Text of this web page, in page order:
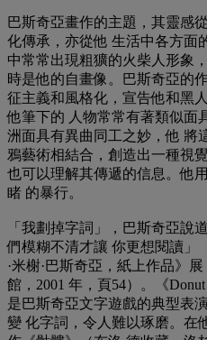
巴斯奇亞畫作的主題，其靈感
化傳承，亦從他 生活中各方面
中常常出現粗獷的火柴人形象
時是他的自畫像。巴斯奇亞的
征主義和風格化，宣告他和黑
他筆下的 人物常常有著類似面
洲面具有異曲同工之妙，他 將
鴉藝術相結合，創造出一種視
也可以理解其傳遞的信息。他
睹 的暴行。
「我劃掉字詞」，巴斯奇亞說
們模糊不清才讓 你更想閱讀」
·米榭·巴斯奇亞，紙上作品》
館，2001 年，頁54）。《
是巴斯奇亞文字遊戲的典型表
變 化字詞，令人難以琢磨。在